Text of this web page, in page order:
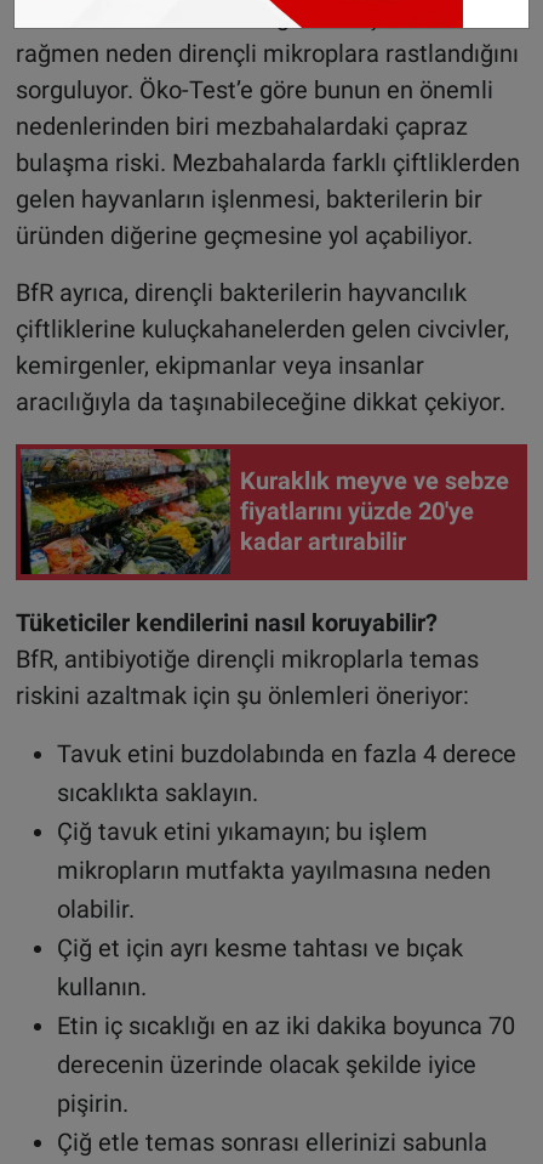
kullanımına sıkı kurallar getirilmiş olmasına
rağmen neden dirençli mikroplara rastlandığını
sorguluyor. Öko-Test’e göre bunun en önemli
nedenlerinden biri mezbahalardaki çapraz
bulaşma riski. Mezbahalarda farklı çiftliklerden
gelen hayvanların işlenmesi, bakterilerin bir
üründen diğerine geçmesine yol açabiliyor.
BfR ayrıca, dirençli bakterilerin hayvancılık
çiftliklerine kuluçkahanelerden gelen civcivler,
kemirgenler, ekipmanlar veya insanlar
aracılığıyla da taşınabileceğine dikkat çekiyor.
Kuraklık meyve ve sebze
fiyatlarını yüzde 20'ye
kadar artırabilir
Tüketiciler kendilerini nasıl koruyabilir?
BfR, antibiyotiğe dirençli mikroplarla temas
riskini azaltmak için şu önlemleri öneriyor:
Tavuk etini buzdolabında en fazla 4 derece
sıcaklıkta saklayın.
Çiğ tavuk etini yıkamayın; bu işlem
mikropların mutfakta yayılmasına neden
olabilir.
Çiğ et için ayrı kesme tahtası ve bıçak
kullanın.
Etin iç sıcaklığı en az iki dakika boyunca 70
derecenin üzerinde olacak şekilde iyice
pişirin.
Çiğ etle temas sonrası ellerinizi sabunla